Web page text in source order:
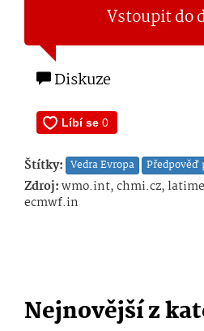
Vstoupit do
Diskuze
Štítky: Vedra Evropa Předpověď
Zdroj:wmo.int, chmi.cz,
ecmwf.in
Nejnovější z